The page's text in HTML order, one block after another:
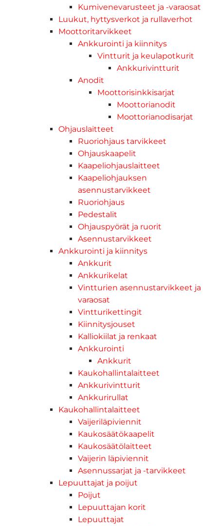
Kumivenevarusteet ja -varaosat
Luukut, hyttysverkot ja rullaverhot
Moottoritarvikkeet
Ankkurointi ja kiinnitys
Vintturit ja keulapotkurit
Ankkurivintturit
Anodit
Moottorisinkkisarjat
Moottorianodit
Moottorianodisarjat
Ohjauslaitteet
Ruoriohjaus tarvikkeet
Ohjauskaapelit
Kaapeliohjauslaitteet
Kaapeliohjauksen
asennustarvikkeet
Ruoriohjaus
Pedestalit
Ohjauspyörät ja ruorit
Asennustarvikkeet
Ankkurointi ja kiinnitys
Ankkurit
Ankkurikelat
Vintturien asennustarvikkeet ja
varaosat
Vintturikettingit
Kiinnitysjouset
Kalliokiilat ja renkaat
Ankkurointi
Ankkurit
Kaukohallintalaitteet
Ankkurivintturit
Ankkurirullat
Kaukohallintalaitteet
Vaijeriläpiviennit
Kaukosäätökaapelit
Kaukosäätölaitteet
Vaijerin läpiviennit
Asennussarjat ja -tarvikkeet
Lepuuttajat ja poijut
Poijut
Lepuuttajan korit
Lepuuttajat